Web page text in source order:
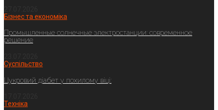
Бізнес та економіка
Промышленные солнечные электростанции: современное
решение
Суспільство
Цукровий діабет у похилому віці:
Техніка